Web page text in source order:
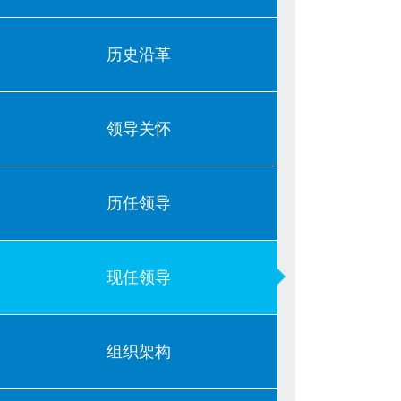
历史沿革
领导关怀
历任领导
现任领导
组织架构